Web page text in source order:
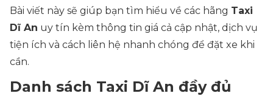
Bài viết này sẽ giúp bạn tìm hiểu về các hãng Taxi
Dĩ An uy tín kèm thông tin giá cả cập nhật, dịch vụ
tiện ích và cách liên hệ nhanh chóng để đặt xe khi
cần.
Danh sách Taxi Dĩ An đầy đủ